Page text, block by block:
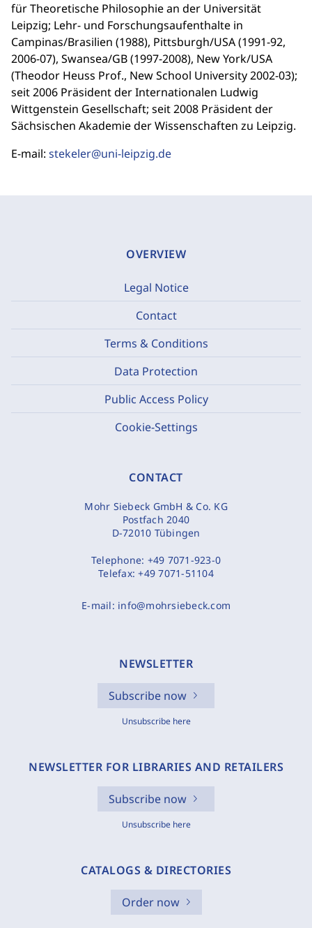
für Theoretische Philosophie an der Universität
Leipzig; Lehr- und Forschungsaufenthalte in
Campinas/Brasilien (1988), Pittsburgh/USA (1991-92,
2006-07), Swansea/GB (1997-2008), New York/USA
(Theodor Heuss Prof., New School University 2002-03);
seit 2006 Präsident der Internationalen Ludwig
Wittgenstein Gesellschaft; seit 2008 Präsident der
Sächsischen Akademie der Wissenschaften zu Leipzig.
E-mail: stekeler@uni-leipzig.de
OVERVIEW
Legal Notice
Contact
Terms & Conditions
Data Protection
Public Access Policy
Cookie-Settings
CONTACT
Mohr Siebeck GmbH & Co. KG
Postfach 2040
D-72010 Tübingen
Telephone: +49 7071-923-0
Telefax:+49 7071-51104
E-mail: info@mohrsiebeck.com
NEWSLETTER
Subscribe now
Unsubscribe here
NEWSLETTER FOR LIBRARIES AND RETAILERS
Subscribe now
Unsubscribe here
CATALOGS & DIRECTORIES
Order now